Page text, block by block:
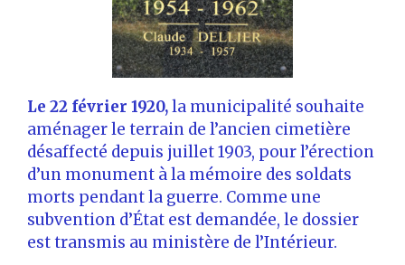
Le 22 février 1920,la municipalité souhaite
aménager le terrain de l’ancien cimetière
désaffecté depuis juillet 1903, pour l’érection
d’un monument à la mémoire des soldats
morts pendant la guerre. Comme une
subvention d’État est demandée, le dossier
est transmis au ministère de l’Intérieur.